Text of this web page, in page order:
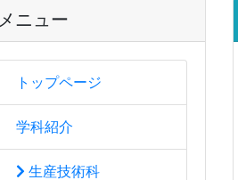
メニュー
トップページ
学科紹介
生産技術科